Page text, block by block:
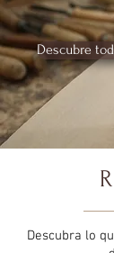
Descubre
Descubra lo